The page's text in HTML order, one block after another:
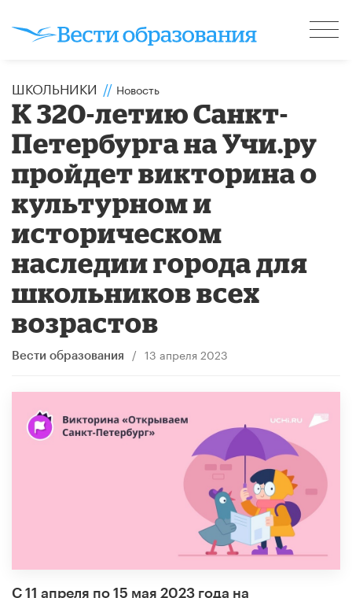
ШКОЛЬНИКИ // Новость
К 320-летию Санкт-
Петербурга на Учи.ру
пройдет викторина о
культурном и
историческом
наследии города для
школьников всех
возрастов
Вести образования / 13 апреля 2023
С 11 апреля по 15 мая 2023 года на